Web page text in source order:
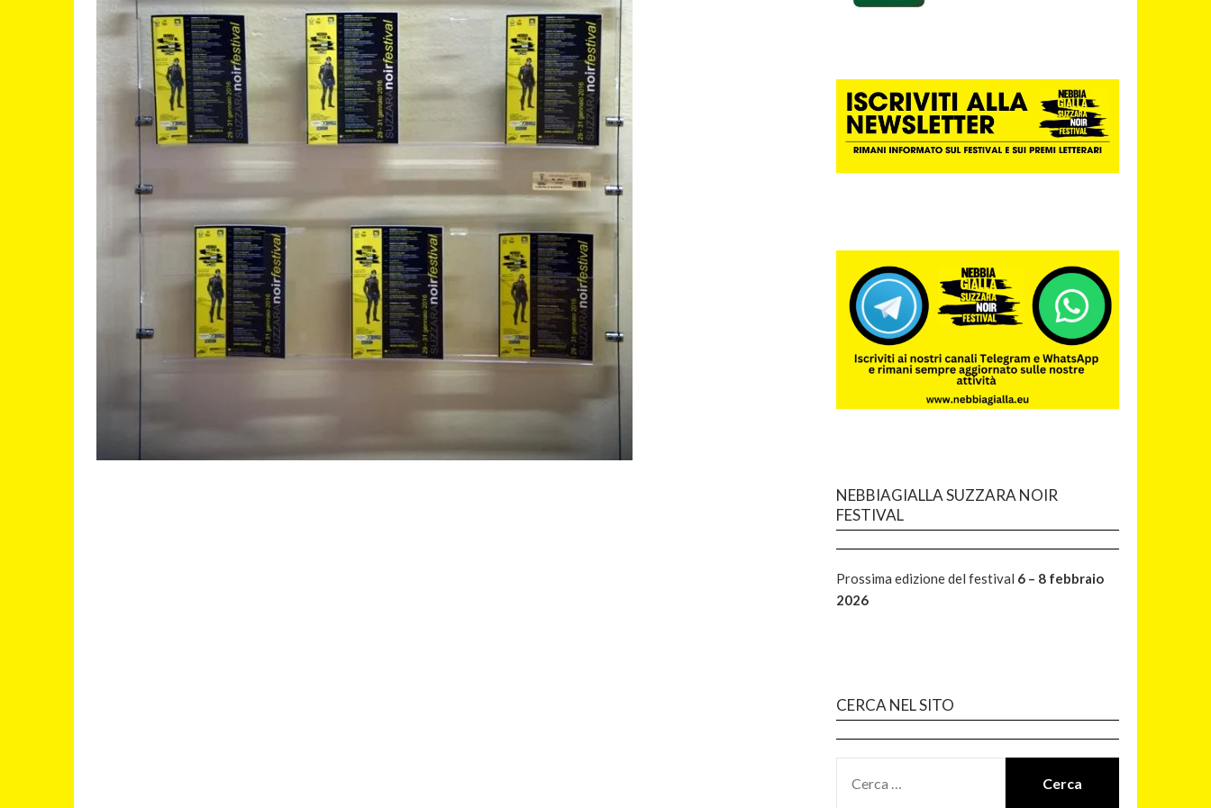
NEBBIAGIALLA SUZZARA NOIR
FESTIVAL
Prossima edizione del festival 6 – 8 febbraio
2026
CERCA NEL SITO